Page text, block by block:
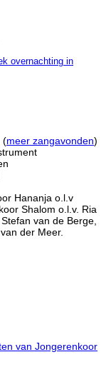
overnachting in
(meer zangavonden)
Hananja o.l.v
Shalom o.l.v. Ria
van de Berge,
der Meer.
van Jongerenkoor